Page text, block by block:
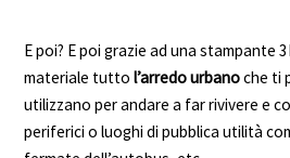
E poi? E poi grazie ad una stampante
materiale tutto l’arredo urbanoche ti
utilizzano per andare a far rivivere e
periferici o luoghi di pubblica utilità